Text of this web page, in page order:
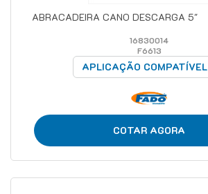
ABRACADEIRA CANO DESCARGA 5"
16830014
F6613
APLICAÇÃO COMPATÍVEL
COTAR AGORA